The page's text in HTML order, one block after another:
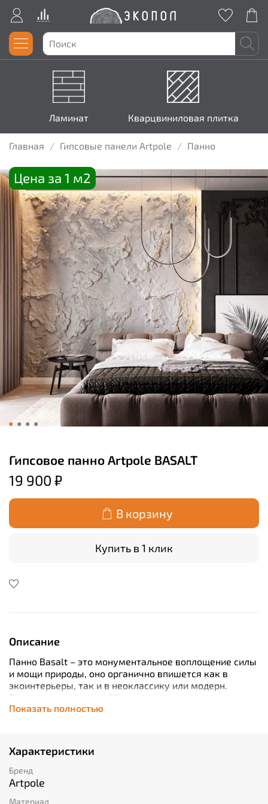
Ламинат Кварцвиниловая плитка
Главная Гипсовые панели Artpole Панно
Цена за 1 м2
Гипсовое панно Artpole BASALT
19 900 ₽
В корзину
Купить в 1 клик
Описание
Панно Basalt – это монументальное воплощение силы
и мощи природы, оно органично впишется как в
экоинтерьеры, так и в неоклассику или модерн.
Рельефные гипсовые 3D-панели, имитирующие
вулканическую горную породу, привносят в
монументальностью. Готовое панно собирается из
панелей размером 60х60 см, в результате получается
монолитная инсталляция без видимых швов и стыков.
Basalt органично украсит гостиную, ресторан,
художественную галерею или другое пространство,
Показать полностью
Характеристики
Бренд
Artpole
Материал